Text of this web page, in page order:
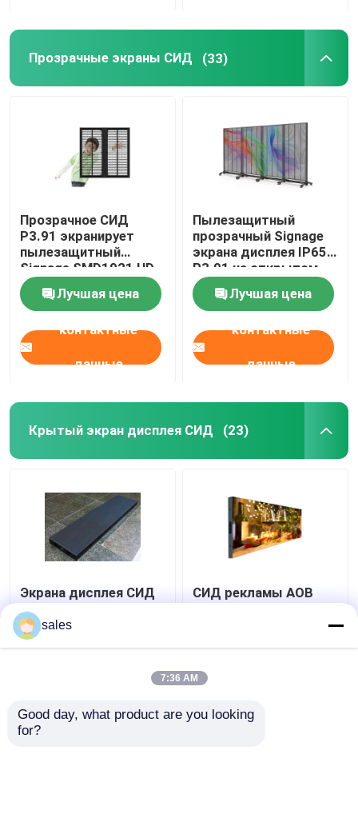
Прозрачные экраны СИД (33)
Прозрачное СИД
P3.91 экранирует
пылезащитный
Signage SMD1921 HD
цифров
Лучшая цена
контактные
данные
Пылезащитный
прозрачный Signage
экрана дисплея IP65
P3.91 на открытом
воздухе цифров СИД
Лучшая цена
контактные
данные
Крытый экран дисплея СИД (23)
Экрана дисплея СИД
RGB держатель
стены крытого
водоустойчивый
СИД рекламы AOB
крытое показывает
sales
7:36 AM
Good day, what product are you looking
for?